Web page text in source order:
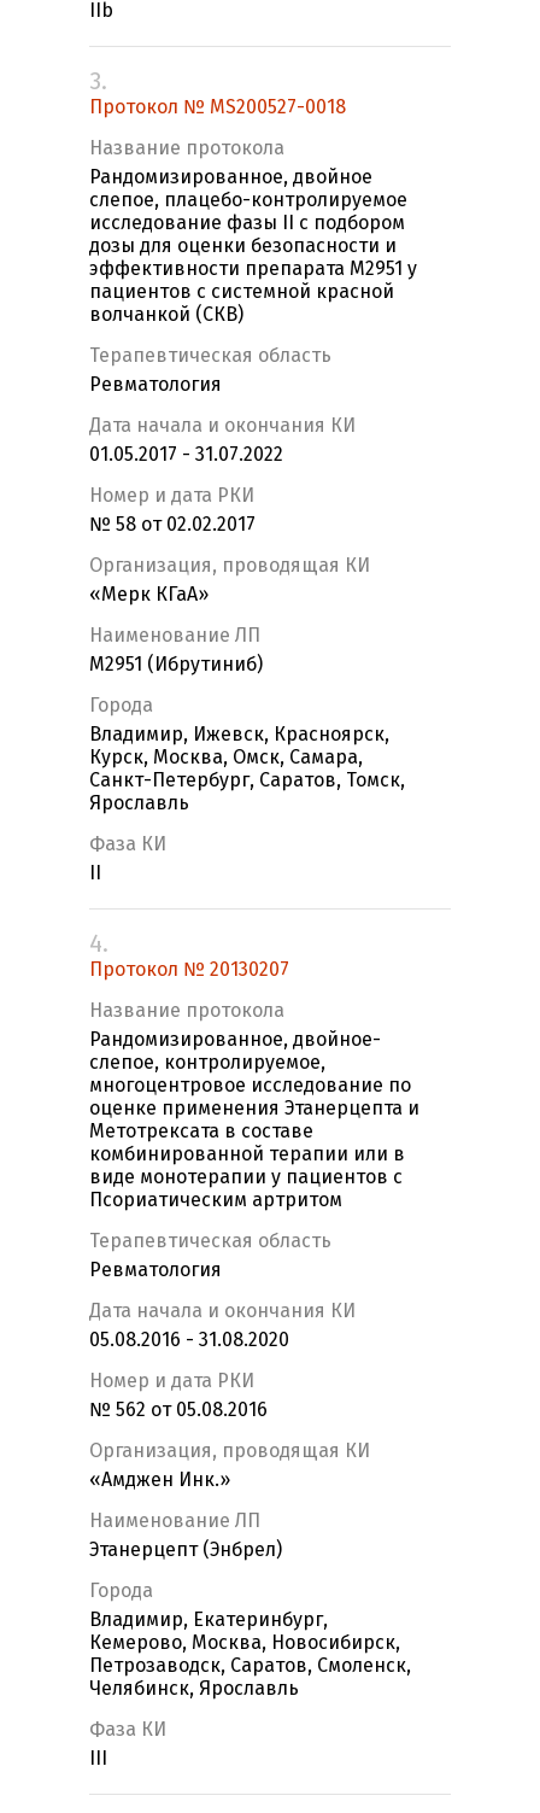
IIb
3.
Протокол № MS200527-0018
Название протокола
Рандомизированное, двойное
слепое, плацебо-контролируемое
исследование фазы II с подбором
дозы для оценки безопасности и
эффективности препарата M2951 у
пациентов с системной красной
волчанкой (СКВ)
Терапевтическая область
Ревматология
Дата начала и окончания КИ
01.05.2017 - 31.07.2022
Номер и дата РКИ
№ 58 от 02.02.2017
Организация, проводящая КИ
«Мерк КГаА»
Наименование ЛП
M2951 (Ибрутиниб)
Города
Владимир, Ижевск, Красноярск,
Курск, Москва, Омск, Самара,
Санкт-Петербург, Саратов, Томск,
Ярославль
Фаза КИ
4.
Протокол № 20130207
Название протокола
Рандомизированное, двойное-
слепое, контролируемое,
многоцентровое исследование по
оценке применения Этанерцепта и
Метотрексата в составе
комбинированной терапии или в
виде монотерапии у пациентов с
Псориатическим артритом
Терапевтическая область
Ревматология
Дата начала и окончания КИ
05.08.2016 - 31.08.2020
Номер и дата РКИ
№ 562 от 05.08.2016
Организация, проводящая КИ
«Амджен Инк.»
Наименование ЛП
Этанерцепт (Энбрел)
Города
Владимир, Екатеринбург,
Кемерово, Москва, Новосибирск,
Петрозаводск, Саратов, Смоленск,
Челябинск, Ярославль
Фаза КИ